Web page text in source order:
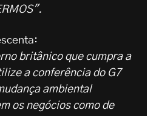
britânico que cumpra a
a conferência do G7
ambiental
os negócios como de